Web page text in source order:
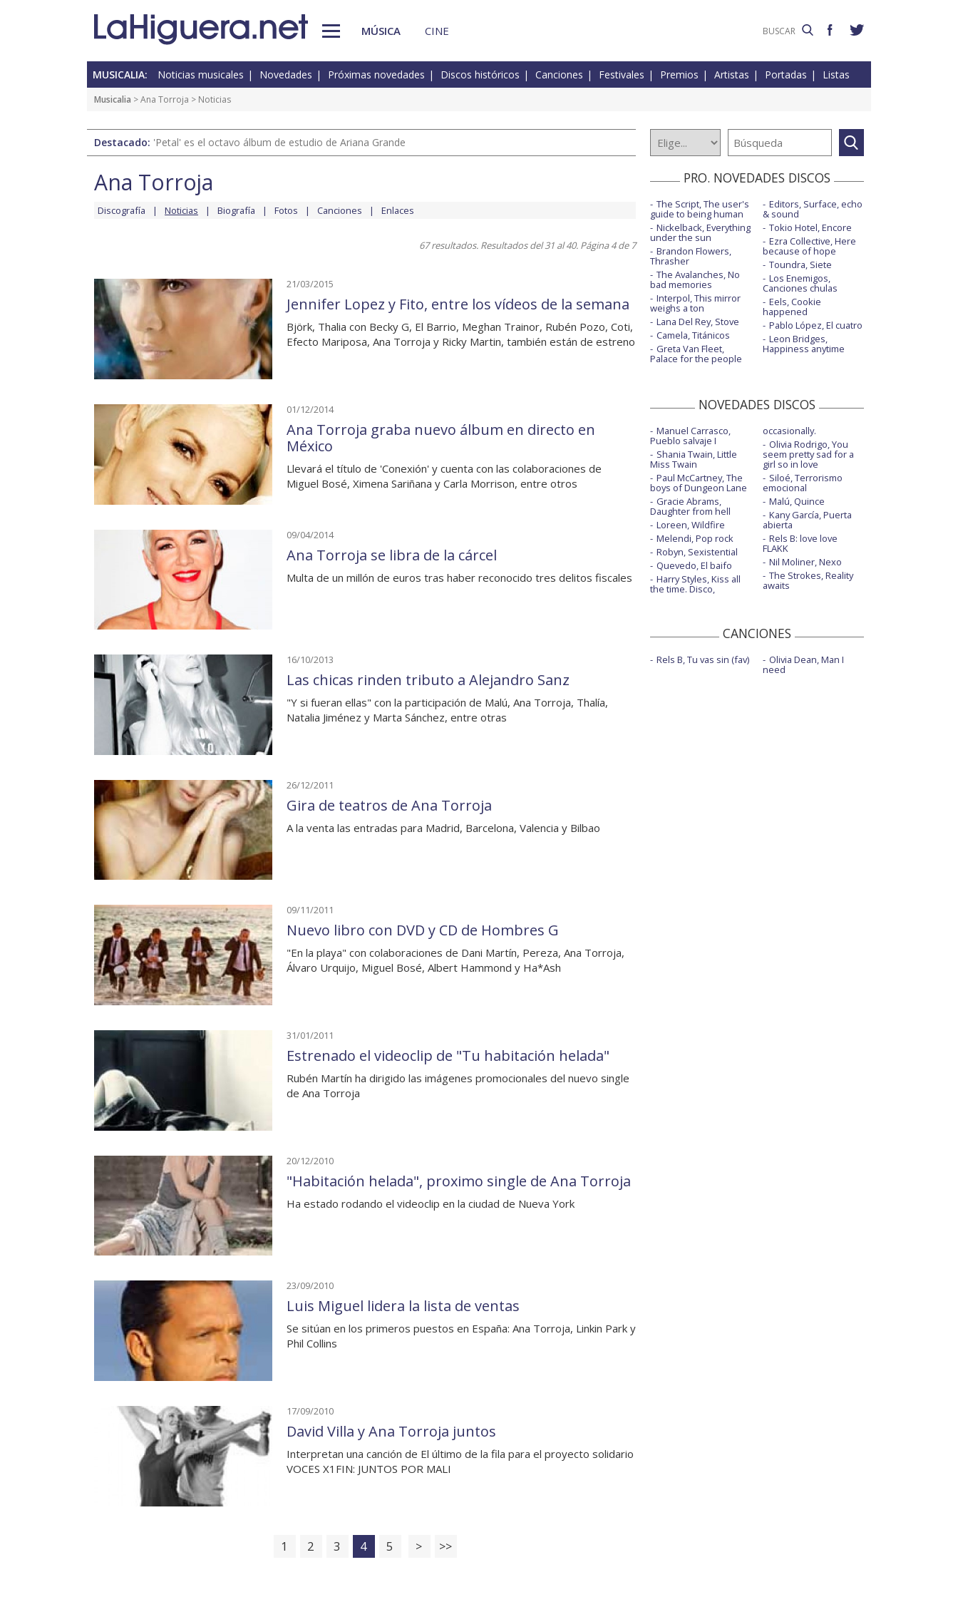
MÚSICA CINE
MUSICALIA: Noticias musicales Novedades Próximas novedades Discos históricos Canciones Festivales Premios Artistas Portadas Listas
Musicalia >Ana Torroja > Noticias
Destacado: 'Petal' es el octavo álbum de estudio de Ariana Grande
Ana Torroja
Discografía Noticias Biografía Fotos Canciones Enlaces
67 resultados. Resultados del 31 al 40. Página 4 de 7
21/03/2015
Jennifer Lopez y Fito, entre los vídeos de la semana
Björk, Thalia con Becky G, El Barrio, Meghan Trainor, Rubén Pozo, Coti,
Efecto Mariposa, Ana Torroja y Ricky Martin, también están de estreno
01/12/2014
Ana Torroja graba nuevo álbum en directo en
México
Llevará el título de 'Conexión' y cuenta con las colaboraciones de
Miguel Bosé, Ximena Sariñana y Carla Morrison, entre otros
09/04/2014
Ana Torroja se libra de la cárcel
Multa de un millón de euros tras haber reconocido tres delitos fiscales
16/10/2013
Las chicas rinden tributo a Alejandro Sanz
"Y si fueran ellas" con la participación de Malú, Ana Torroja, Thalía,
Natalia Jiménez y Marta Sánchez, entre otras
26/12/2011
Gira de teatros de Ana Torroja
A la venta las entradas para Madrid, Barcelona, Valencia y Bilbao
09/11/2011
Nuevo libro con DVD y CD de Hombres G
"En la playa" con colaboraciones de Dani Martín, Pereza, Ana Torroja,
Álvaro Urquijo, Miguel Bosé, Albert Hammond y Ha*Ash
31/01/2011
Estrenado el videoclip de "Tu habitación helada"
Rubén Martín ha dirigido las imágenes promocionales del nuevo single
de Ana Torroja
20/12/2010
"Habitación helada", proximo single de Ana Torroja
Ha estado rodando el videoclip en la ciudad de Nueva York
23/09/2010
Luis Miguel lidera la lista de ventas
Se sitúan en los primeros puestos en España: Ana Torroja, Linkin Park y
Phil Collins
17/09/2010
David Villa y Ana Torroja juntos
Interpretan una canción de El último de la fila para el proyecto solidario
VOCES X1FIN: JUNTOS POR MALI
1 2 3 4 5 > >>
PRO. NOVEDADES DISCOS
The Script, The user's
guide to being human
Nickelback, Everything
under the sun
Brandon Flowers,
Thrasher
The Avalanches, No
bad memories
Interpol, This mirror
weighs a ton
Lana Del Rey, Stove
Camela, Titánicos
Greta Van Fleet,
Palace for the people
Editors, Surface, echo
& sound
Tokio Hotel, Encore
Ezra Collective, Here
because of hope
Toundra, Siete
Los Enemigos,
Canciones chulas
Eels, Cookie
happened
Pablo López, El cuatro
Leon Bridges,
Happiness anytime
NOVEDADES DISCOS
Manuel Carrasco,
Pueblo salvaje I
Shania Twain, Little
Miss Twain
Paul McCartney, The
boys of Dungeon Lane
Gracie Abrams,
Daughter from hell
Loreen, Wildfire
Melendi, Pop rock
Robyn, Sexistential
Quevedo, El baifo
Harry Styles, Kiss all
the time. Disco,
occasionally.
Olivia Rodrigo, You
seem pretty sad for a
girl so in love
Siloé, Terrorismo
emocional
Malú, Quince
Kany García, Puerta
abierta
Rels B: love love
FLAKK
Nil Moliner, Nexo
The Strokes, Reality
awaits
CANCIONES
Rels B, Tu vas sin (fav) Olivia Dean, Man I
need